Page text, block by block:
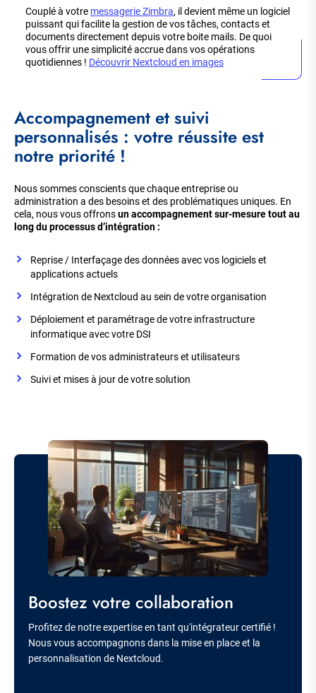
Couplé à votre messagerie Zimbra, il devient même un logiciel
puissant qui facilite la gestion de vos tâches, contacts et
documents directement depuis votre boite mails. De quoi
vous offrir une simplicité accrue dans vos opérations
quotidiennes ! Découvrir Nextcloud en images
Accompagnement et suivi
personnalisés : votre réussite est
notre priorité !
Nous sommes conscients que chaque entreprise ou
administration a des besoins et des problématiques uniques. En
cela, nous vous offronsun accompagnement sur-mesure tout au
long du processus d’intégration :
Reprise / Interfaçage des données avec vos logiciels et
applications actuels
Intégration de Nextcloud au sein de votre organisation
Déploiement et paramétrage de votre infrastructure
informatique avec votre DSI
Formation de vos administrateurs et utilisateurs
Suivi et mises à jour de votre solution
Image
Titre
Boostez votre collaboration
Description
Profitez de notre expertise en tant qu'intégrateur certifié !
Nous vous accompagnons dans la mise en place et la
personnalisation de Nextcloud.